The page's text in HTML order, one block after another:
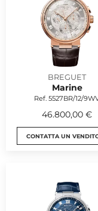
BREGUET
Marine
Ref. 5527BR/12/
46.800,00 €
CONTATTA UN